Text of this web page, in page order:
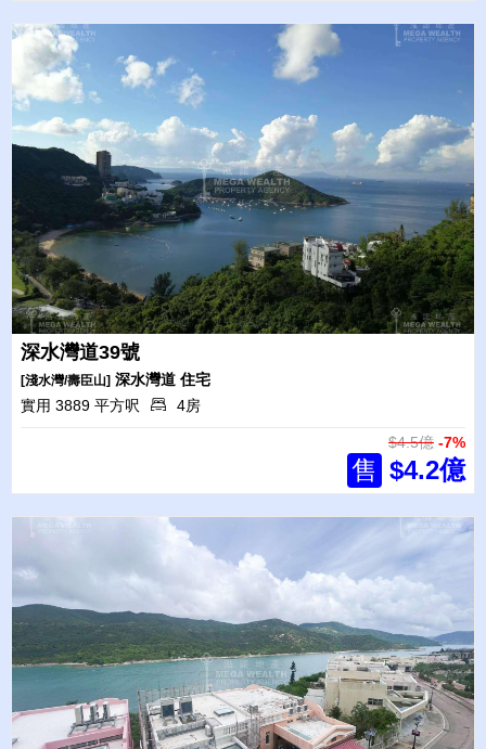
深水灣道39號
[淺水灣/壽臣山] 深水灣道 住宅
實用 3889 平方呎
4房
$4.5億 -7%
售 $4.2億